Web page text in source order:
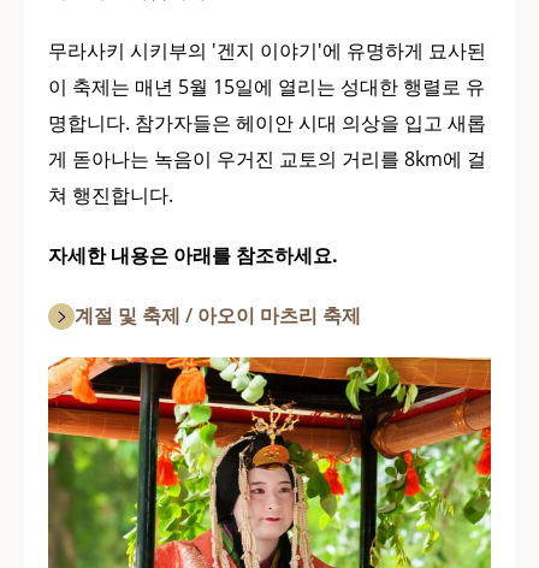
무라사키 시키부의 '겐지 이야기'에 유명하게 묘사된
이 축제는 매년 5월 15일에 열리는 성대한 행렬로 유
명합니다. 참가자들은 헤이안 시대 의상을 입고 새롭
게 돋아나는 녹음이 우거진 교토의 거리를 8km에 걸
쳐 행진합니다.
자세한 내용은 아래를 참조하세요.
계절 및 축제 / 아오이 마츠리 축제